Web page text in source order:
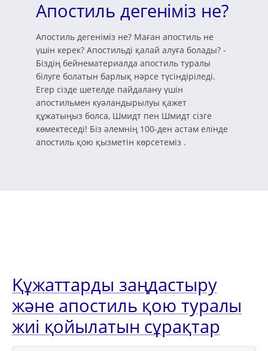
Апостиль дегеніміз не?
Апостиль дегеніміз не? Маған апостиль не
үшін керек? Апостильді қалай алуға болады? -
Біздің бейнематериалда апостиль туралы
білуге болатын барлық нәрсе түсіндіріледі.
Егер сізде шетелде пайдалану үшін
апостильмен куәландырылуы қажет
құжатыңыз болса, Шмидт пен Шмидт сізге
көмектеседі! Біз әлемнің 100-ден астам елінде
апостиль қою қызметін көрсетеміз .
Құжаттарды заңдастыру
және апостиль қою туралы
жиі қойылатын сұрақтар